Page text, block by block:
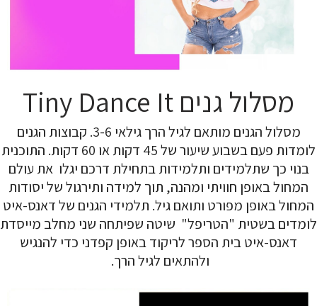
מסלול גנים Tiny Dance It
מסלול הגנים מותאם לגיל הרך גילאי 3-6. קבוצות הגנים
לומדות פעם בשבוע שיעור של 45 דקות או 60 דקות. התוכנית
בנוי כך שתלמידים ותלמידות בתחילת דרכם יגלו את עולם
המחול באופן חוויתי ומהנה, תוך למידה ותירגול של יסודות
המחול באופן מפורט ותואם גיל. תלמידי הגנים של דאנס-איט
לומדים בשטית "הטריפל" שיטה שפיתחה שני מחלב מייסדת
דאנס-איט בית הספר לריקוד באופן קפדני כדי להנגיש
ולהתאים לגיל הרך.